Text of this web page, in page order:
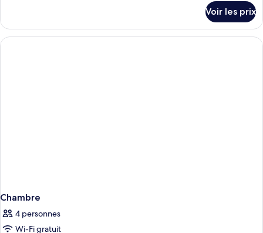
DELUXE
ROOM
DOUBLE
le
type
de
Voir les prix
Chambre
4 personnes
Wi-Fi gratuit